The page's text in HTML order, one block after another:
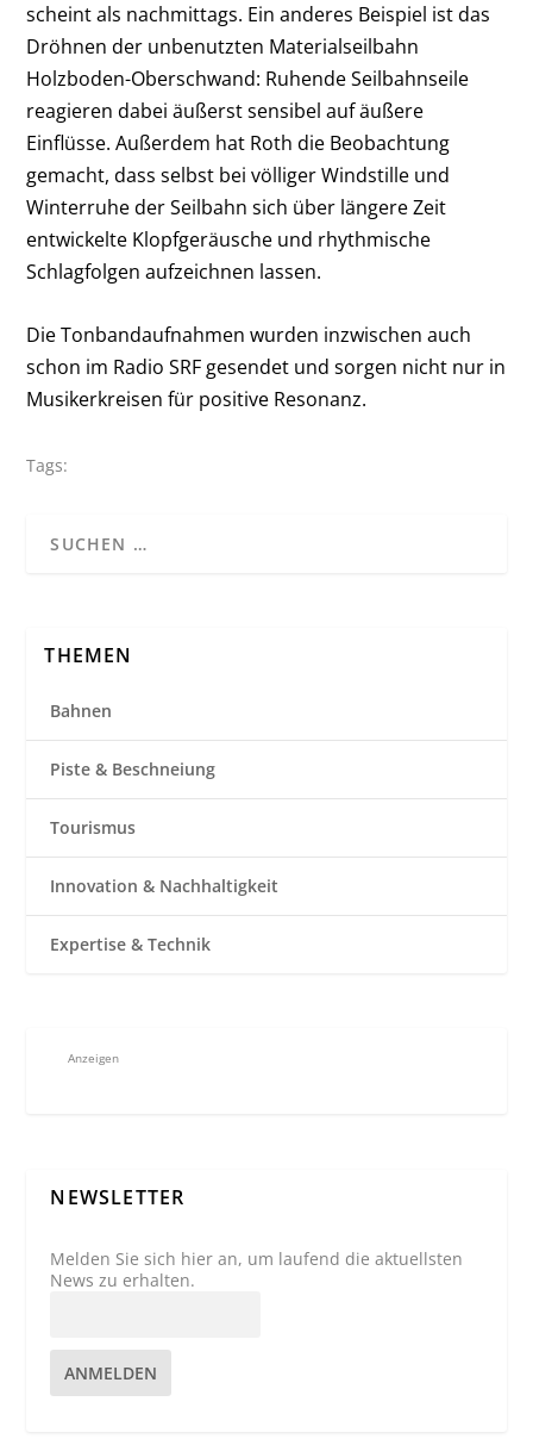
scheint als nachmittags. Ein anderes Beispiel ist das
Dröhnen der unbenutzten Materialseilbahn
Holzboden-Oberschwand: Ruhende Seilbahnseile
reagieren dabei äußerst sensibel auf äußere
Einflüsse. Außerdem hat Roth die Beobachtung
gemacht, dass selbst bei völliger Windstille und
Winterruhe der Seilbahn sich über längere Zeit
entwickelte Klopfgeräusche und rhythmische
Schlagfolgen aufzeichnen lassen.
Die Tonbandaufnahmen wurden inzwischen auch
schon im Radio SRF gesendet und sorgen nicht nur in
Musikerkreisen für positive Resonanz.
Tags:
THEMEN
Bahnen
Piste & Beschneiung
Tourismus
Innovation & Nachhaltigkeit
Expertise & Technik
Anzeigen
NEWSLETTER
Melden Sie sich hier an, um laufend die aktuellsten
News zu erhalten.
ANMELDEN